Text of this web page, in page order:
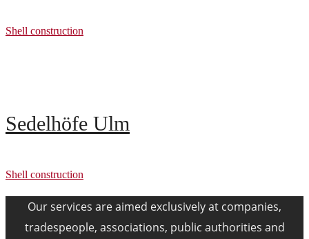
Shell construction
Sedelhöfe Ulm
Shell construction
Our services are aimed exclusively at companies,
tradespeople, associations, public authorities and